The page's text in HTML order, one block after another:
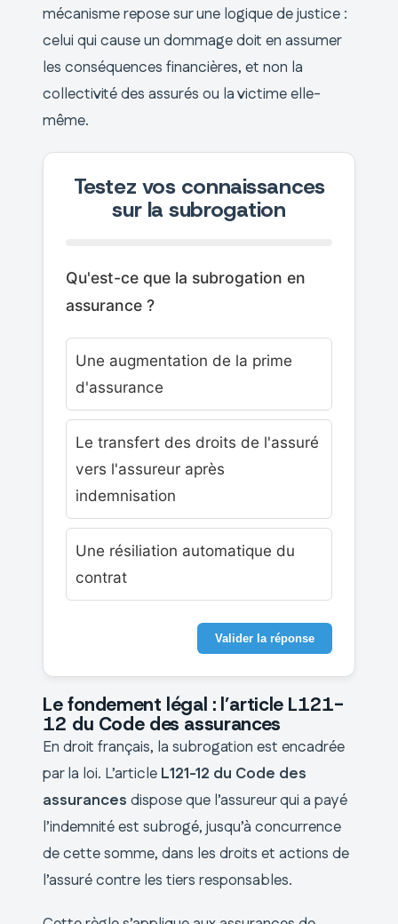
mécanisme repose sur une logique de justice :
celui qui cause un dommage doit en assumer
les conséquences financières, et non la
collectivité des assurés ou la victime elle-
même.
Testez vos connaissances
sur la subrogation
Qu'est-ce que la subrogation en
assurance ?
Une augmentation de la prime
d'assurance
Le transfert des droits de l'assuré
vers l'assureur après
indemnisation
Une résiliation automatique du
contrat
Valider la réponse
Le fondement légal : l’article L121-
12 du Code des assurances
En droit français, la subrogation est encadrée
par la loi. L’article L121-12 du Code des
assurances dispose que l’assureur qui a payé
l’indemnité est subrogé, jusqu’à concurrence
de cette somme, dans les droits et actions de
l’assuré contre les tiers responsables.